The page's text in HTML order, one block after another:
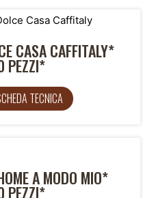
CASA CAFFITALY*
PEZZI*
TECNICA
A MODO MIO*
PEZZI*